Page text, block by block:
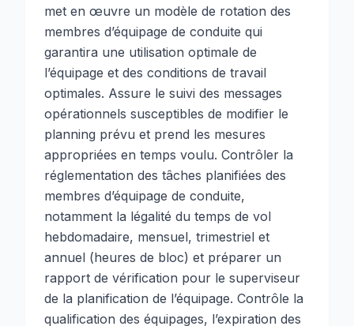
met en œuvre un modèle de rotation des
membres d’équipage de conduite qui
garantira une utilisation optimale de
l’équipage et des conditions de travail
optimales. Assure le suivi des messages
opérationnels susceptibles de modifier le
planning prévu et prend les mesures
appropriées en temps voulu. Contrôler la
réglementation des tâches planifiées des
membres d’équipage de conduite,
notamment la légalité du temps de vol
hebdomadaire, mensuel, trimestriel et
annuel (heures de bloc) et préparer un
rapport de vérification pour le superviseur
de la planification de l’équipage. Contrôle la
qualification des équipages, l’expiration des